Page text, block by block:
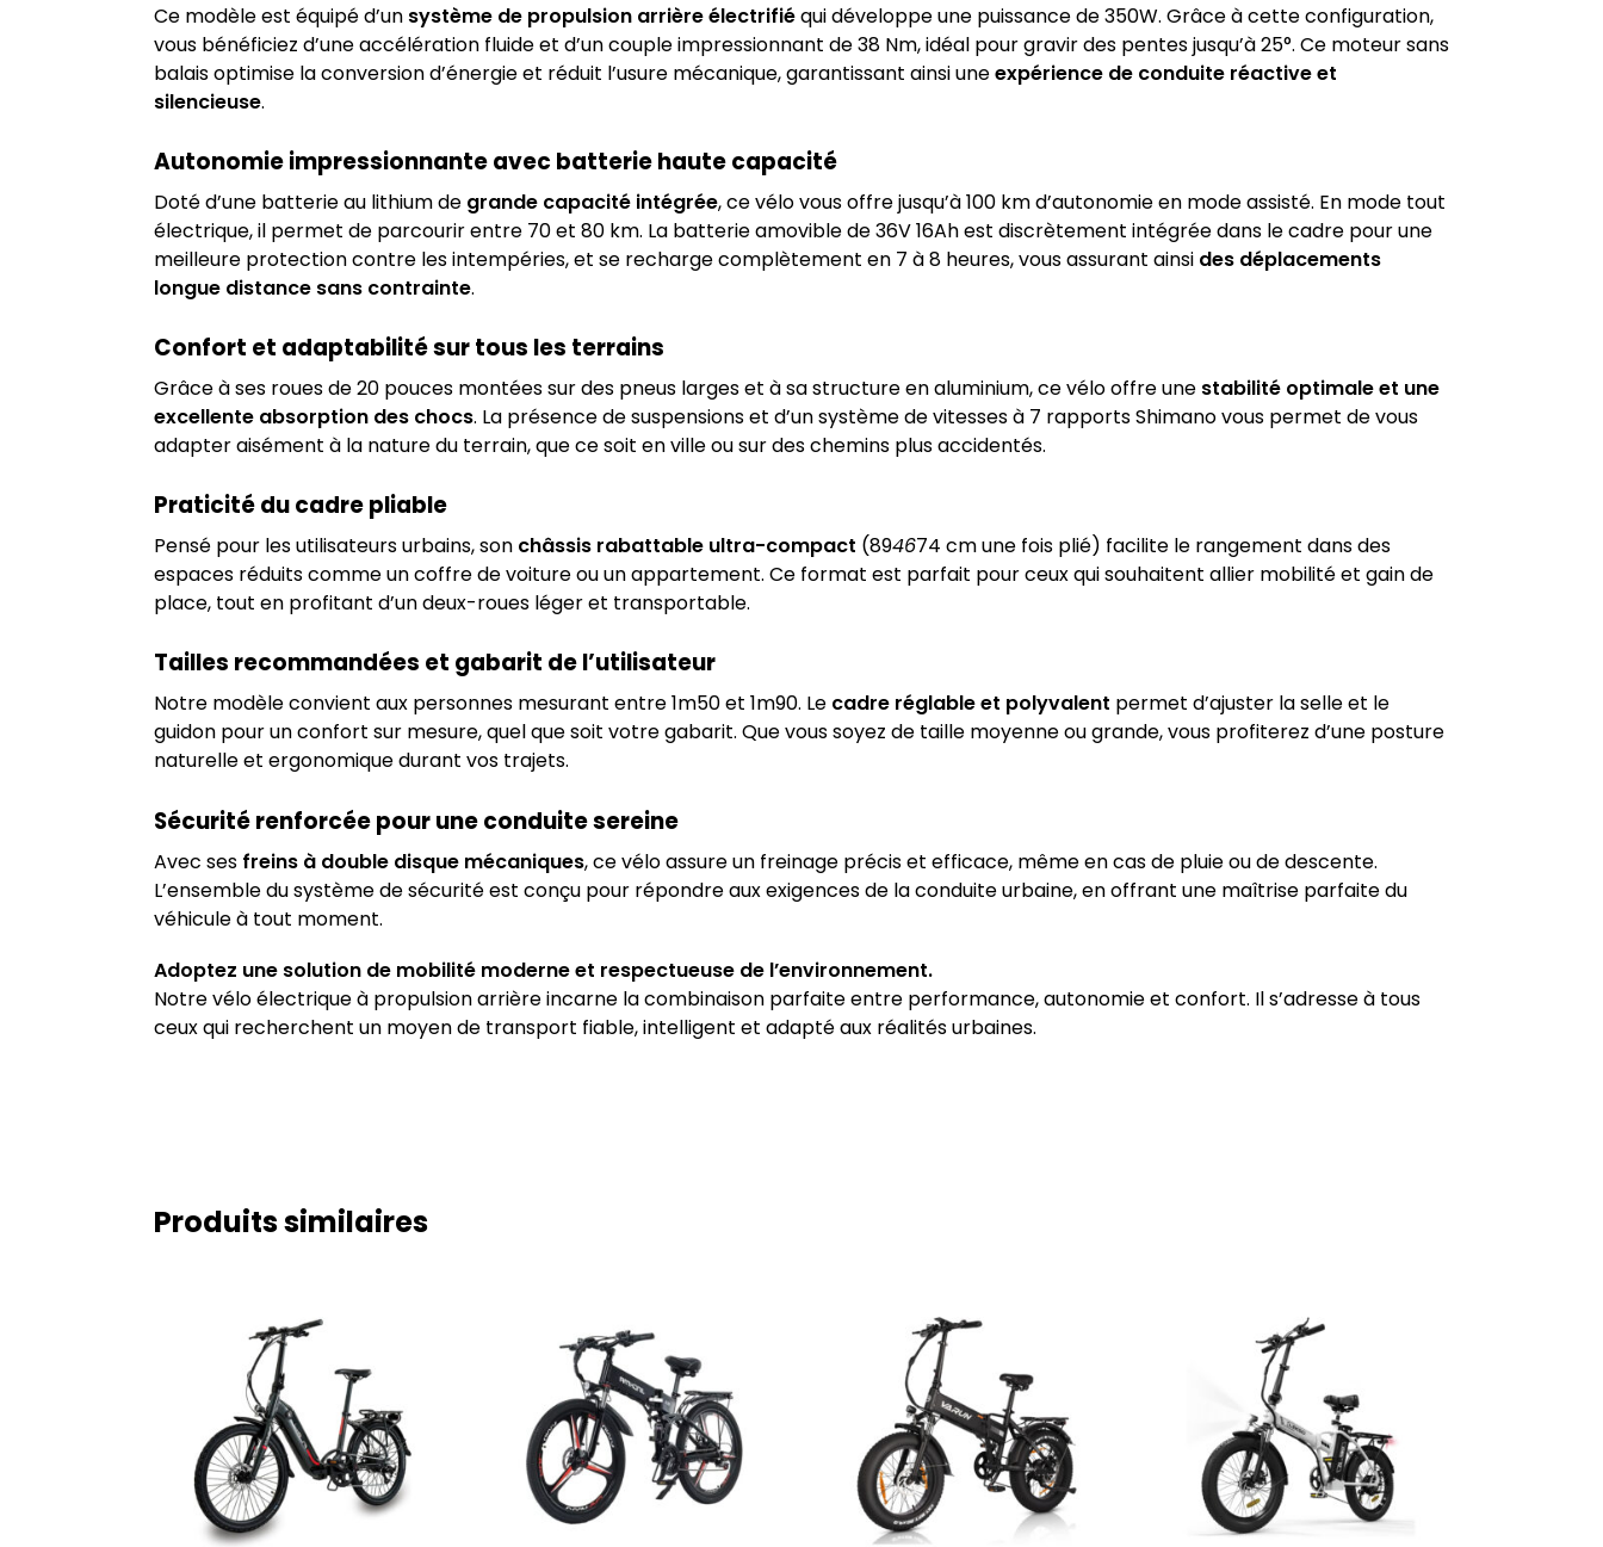
Ce modèle est équipé d’un système de propulsion arrière électrifiéqui développe une puissance de 350W. Grâce à cette configuration,
vous bénéficiez d’une accélération fluide et d’un couple impressionnant de 38 Nm, idéal pour gravir des pentes jusqu’à 25°. Ce moteur sans
balais optimise la conversion d’énergie et réduit l’usure mécanique, garantissant ainsi uneexpérience de conduite réactive et
silencieuse.
Autonomie impressionnante avec batterie haute capacité
Doté d’une batterie au lithium de grande capacité intégrée, ce vélo vous offre jusqu’à 100 km d’autonomie en mode assisté. En mode tout
électrique, il permet de parcourir entre 70 et 80 km. La batterie amovible de 36V 16Ah est discrètement intégrée dans le cadre pour une
meilleure protection contre les intempéries, et se recharge complètement en 7 à 8 heures, vous assurant ainsi des déplacements
longue distance sans contrainte.
Confort et adaptabilité sur tous les terrains
Grâce à ses roues de 20 pouces montées sur des pneus larges et à sa structure en aluminium, ce vélo offre une stabilité optimale et une
excellente absorption des chocs. La présence de suspensions et d’un système de vitesses à 7 rapports Shimano vous permet de vous
adapter aisément à la nature du terrain, que ce soit en ville ou sur des chemins plus accidentés.
Praticité du cadre pliable
Pensé pour les utilisateurs urbains, son châssis rabattable ultra-compact (894674 cm une fois plié) facilite le rangement dans des
espaces réduits comme un coffre de voiture ou un appartement. Ce format est parfait pour ceux qui souhaitent allier mobilité et gain de
place, tout en profitant d’un deux-roues léger et transportable.
Tailles recommandées et gabarit de l’utilisateur
Notre modèle convient aux personnes mesurant entre 1m50 et 1m90. Le cadre réglable et polyvalent permet d’ajuster la selle et le
guidon pour un confort sur mesure, quel que soit votre gabarit. Que vous soyez de taille moyenne ou grande, vous profiterez d’une posture
naturelle et ergonomique durant vos trajets.
Sécurité renforcée pour une conduite sereine
Avec ses freins à double disque mécaniques, ce vélo assure un freinage précis et efficace, même en cas de pluie ou de descente.
L’ensemble du système de sécurité est conçu pour répondre aux exigences de la conduite urbaine, en offrant une maîtrise parfaite du
véhicule à tout moment.
Adoptez une solution de mobilité moderne et respectueuse de l’environnement.
Notre vélo électrique à propulsion arrière incarne la combinaison parfaite entre performance, autonomie et confort. Il s’adresse à tous
ceux qui recherchent un moyen de transport fiable, intelligent et adapté aux réalités urbaines.
Produits similaires